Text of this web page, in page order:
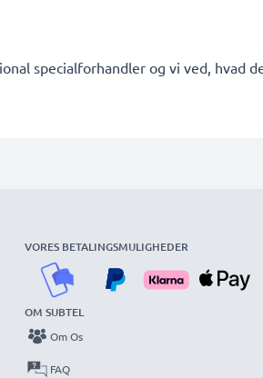
specialforhandler og vi ved, hvad
VORES BETALINGSMULIGHEDER
OM SUBTEL
Om Os
FAQ